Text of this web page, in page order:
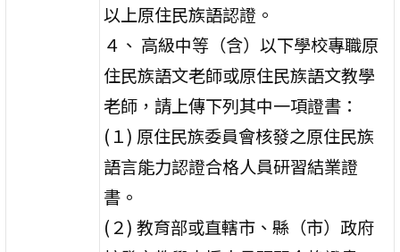
以上原住民族語認證。
４、 高級中等（含）以下學校專職原
住民族語文老師或原住民族語文教學
老師，請上傳下列其中一項證書：
(１) 原住民族委員會核發之原住民族
語言能力認證合格人員研習結業證
書。
(２) 教育部或直轄市、縣（市）政府